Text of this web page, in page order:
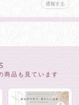
通報する
商品も見ています